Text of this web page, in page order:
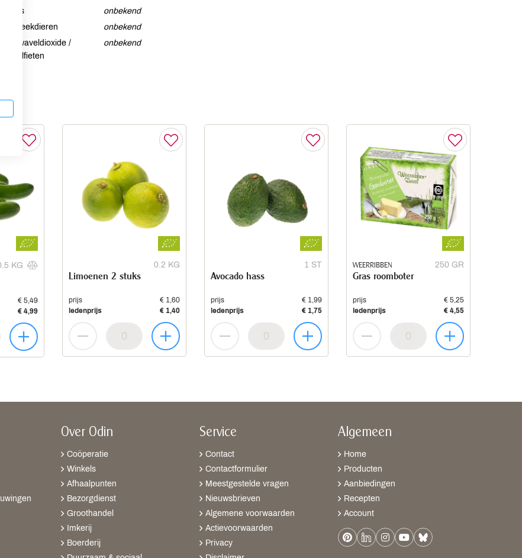
Vis
onbekend
Weekdieren
onbekend
Zwaveldioxide /
sulfieten
onbekend
KG
€ 5,49
€ 4,99
0.2 KG
Limoenen 2 stuks
prijs
€ 1,60
ledenprijs
€ 1,40
1 ST
Avocado hass
prijs
€ 1,99
ledenprijs
€ 1,75
WEERRIBBEN 250 GR
Gras roomboter
prijs
€ 5,25
ledenprijs
€ 4,55
Over Odin
Coöperatie
Winkels
Afhaalpunten
Bezorgdienst
Groothandel
Imkerij
Boerderij
Service
Contact
Contactformulier
Meestgestelde vragen
Nieuwsbrieven
Algemene voorwaarden
Actievoorwaarden
Privacy
Algemeen
Home
Producten
Aanbiedingen
Recepten
Account